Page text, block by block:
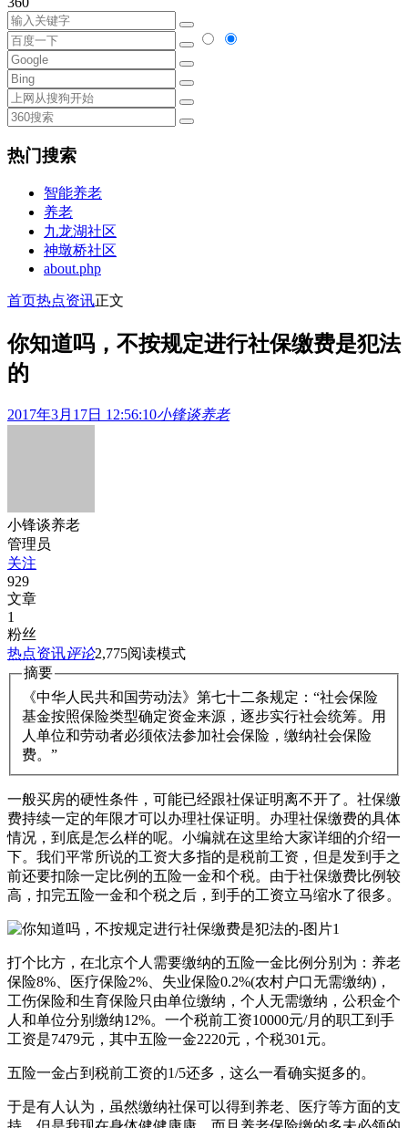
热门搜索
智能养老
养老
九龙湖社区
神墩桥社区
about.php
首页热点资讯正文
你知道吗，不按规定进行社保缴费是犯法
的
2017年3月17日 12:56:10小锋谈养老
小锋谈养老
管理员
关注
929
文章
1
粉丝
热点资讯评论2,775阅读模式
摘要
《中华人民共和国劳动法》第七十二条规定：“社会保险
基金按照保险类型确定资金来源，逐步实行社会统筹。用
人单位和劳动者必须依法参加社会保险，缴纳社会保险
费。”
一般买房的硬性条件，可能已经跟社保证明离不开了。社保缴
费持续一定的年限才可以办理社保证明。办理社保缴费的具体
情况，到底是怎么样的呢。小编就在这里给大家详细的介绍一
下。我们平常所说的工资大多指的是税前工资，但是发到手之
前还要扣除一定比例的五险一金和个税。由于社保缴费比例较
高，扣完五险一金和个税之后，到手的工资立马缩水了很多。
打个比方，在北京个人需要缴纳的五险一金比例分别为：养老
保险8%、医疗保险2%、失业保险0.2%(农村户口无需缴纳)，
工伤保险和生育保险只由单位缴纳，个人无需缴纳，公积金个
人和单位分别缴纳12%。一个税前工资10000元/月的职工到手
工资是7479元，其中五险一金2220元，个税301元。
五险一金占到税前工资的1/5还多，这么一看确实挺多的。
于是有人认为，虽然缴纳社保可以得到养老、医疗等方面的支